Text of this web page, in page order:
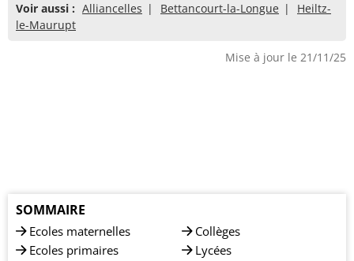
Voir aussi : Alliancelles Bettancourt-la-Longue
Heiltz-
le-Maurupt
Mise à jour le 21/11/25
SOMMAIRE
Ecoles maternelles
Ecoles primaires
Collèges
Lycées